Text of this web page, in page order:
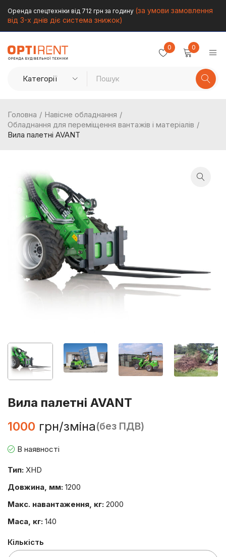
Оренда спецтехніки від 712 грн за годину (за умови замовлення
від 3-х днів діє система знижок)
0 0
Головна / Навісне обладнання /
Обладнання для переміщення вантажів і матеріалів /
Вила палетні AVANT
Вила палетні AVANT
1000 грн/зміна(без ПДВ)
В наявності
Тип: XHD
Довжина, мм: 1200
Макс. навантаження, кг: 2000
Маса, кг: 140
Кількість